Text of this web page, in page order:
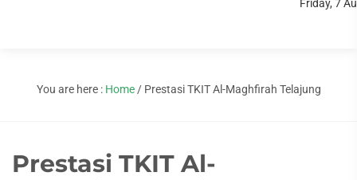
Friday, 7
You are here : Home/ Prestasi TKIT Al-Maghfirah Telajung
Prestasi TKIT Al-